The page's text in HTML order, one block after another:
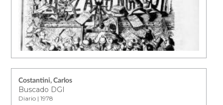
Costantini, Carlos
Buscado DGI
Diario | 1978